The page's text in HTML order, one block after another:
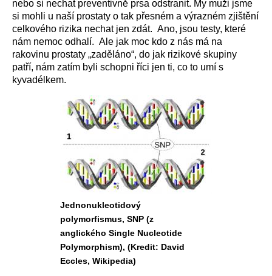
nebo si nechat preventivně prsa odstranit. My muži jsme
si mohli u naší prostaty o tak přesném a výrazném zjištění
celkového rizika nechat jen zdát. Ano, jsou testy, které
nám nemoc odhalí. Ale jak moc kdo z nás má na
rakovinu prostaty „zaděláno“, do jak rizikové skupiny
patří, nám zatím byli schopni říci jen ti, co to umí s
kyvadélkem.
Jednonukleotidový
polymorfismus, SNP (z
anglického Single Nucleotide
Polymorphism), (Kredit: David
Eccles, Wikipedia)